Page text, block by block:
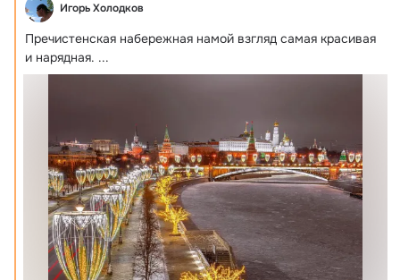
Игорь Холодков
Пречистенская набережная намой взгляд самая красивая
и нарядная. ...